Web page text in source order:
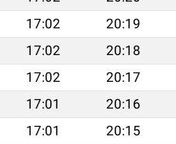
17:02 20:19
17:02 20:18
17:02 20:17
17:01 20:16
17:01 20:15